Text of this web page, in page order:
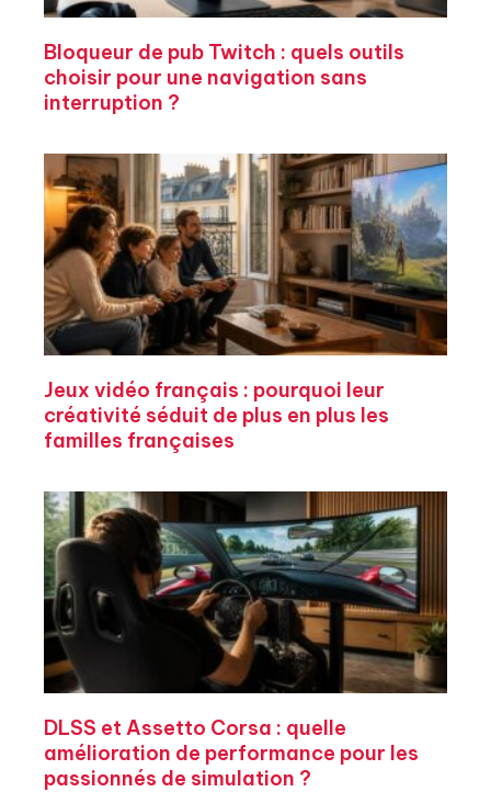
Bloqueur de pub Twitch : quels outils
choisir pour une navigation sans
interruption ?
Jeux vidéo français : pourquoi leur
créativité séduit de plus en plus les
familles françaises
DLSS et Assetto Corsa : quelle
amélioration de performance pour les
passionnés de simulation ?